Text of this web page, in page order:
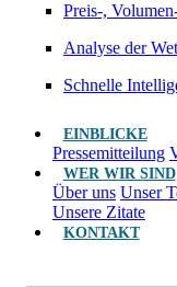
Preis-,
Analyse der
Schnelle
EINBLICKE
Pressemitteilung
WER WIR SIND
Über uns Unser
Unsere Zitate
KONTAKT